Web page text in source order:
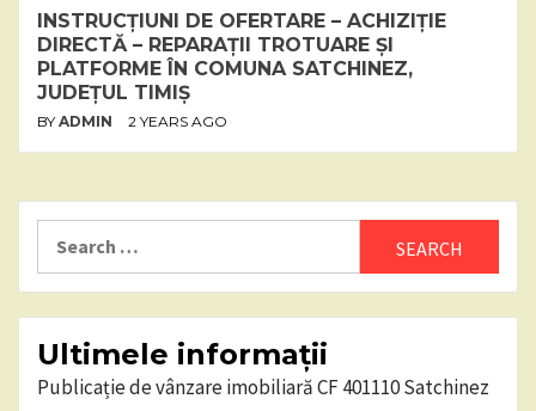
INSTRUCȚIUNI DE OFERTARE – ACHIZIȚIE
DIRECTĂ – REPARAȚII TROTUARE ȘI
PLATFORME ÎN COMUNA SATCHINEZ,
JUDEȚUL TIMIȘ
BY ADMIN 2 YEARS AGO
Ultimele informații
Publicație de vânzare imobiliară CF 401110 Satchinez